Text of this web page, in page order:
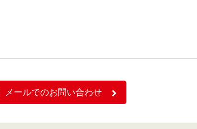
メールでのお問い合わせ